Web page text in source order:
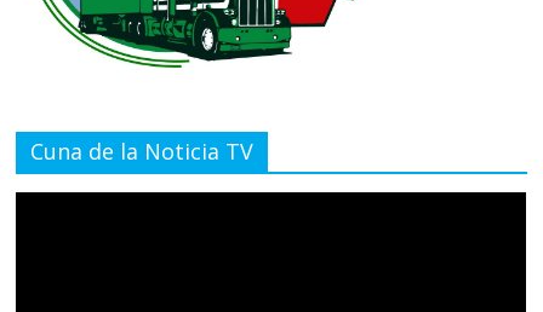
Cuna de la Noticia TV